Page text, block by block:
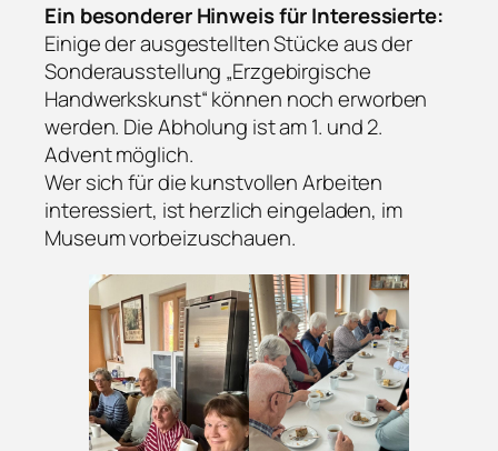
Ein besonderer Hinweis für Interessierte:
Einige der ausgestellten Stücke aus der
Sonderausstellung „Erzgebirgische
Handwerkskunst“ können noch erworben
werden. Die Abholung ist am 1. und 2.
Advent möglich.
Wer sich für die kunstvollen Arbeiten
interessiert, ist herzlich eingeladen, im
Museum vorbeizuschauen.